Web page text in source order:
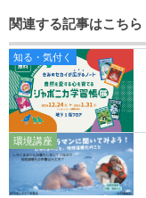
関連する記事はこちら
知る・気付く
環境講座